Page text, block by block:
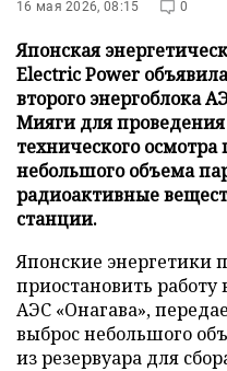
16 мая 2026, 08:15 0
Японская
Electric Power
второго энергоблока
Мияги для проведения
технического
небольшого объема
радиоактивные
станции.
Японские энергетики
приостановить работу
АЭС «Онагава»,
выброс небольшого
из резервуара для